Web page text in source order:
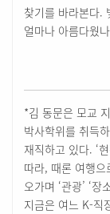
찾기를 바라본다.
얼마나 아름다웠
*김 동문은 모교
박사학위를 취득
재직하고 있다. ‘
따라, 때론 여행
오가며 ‘관광’ ‘장
지금은 여느 K-직